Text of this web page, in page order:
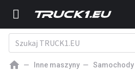
Inne maszyny